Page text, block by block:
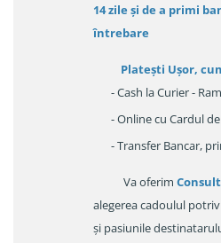
14 zileși de a primi
întrebare
Platești Ușor,
- Cash la Curier -
- Online cu Cardul
- Transfer Bancar,
Va oferim
alegerea cadoulul
și pasiunile